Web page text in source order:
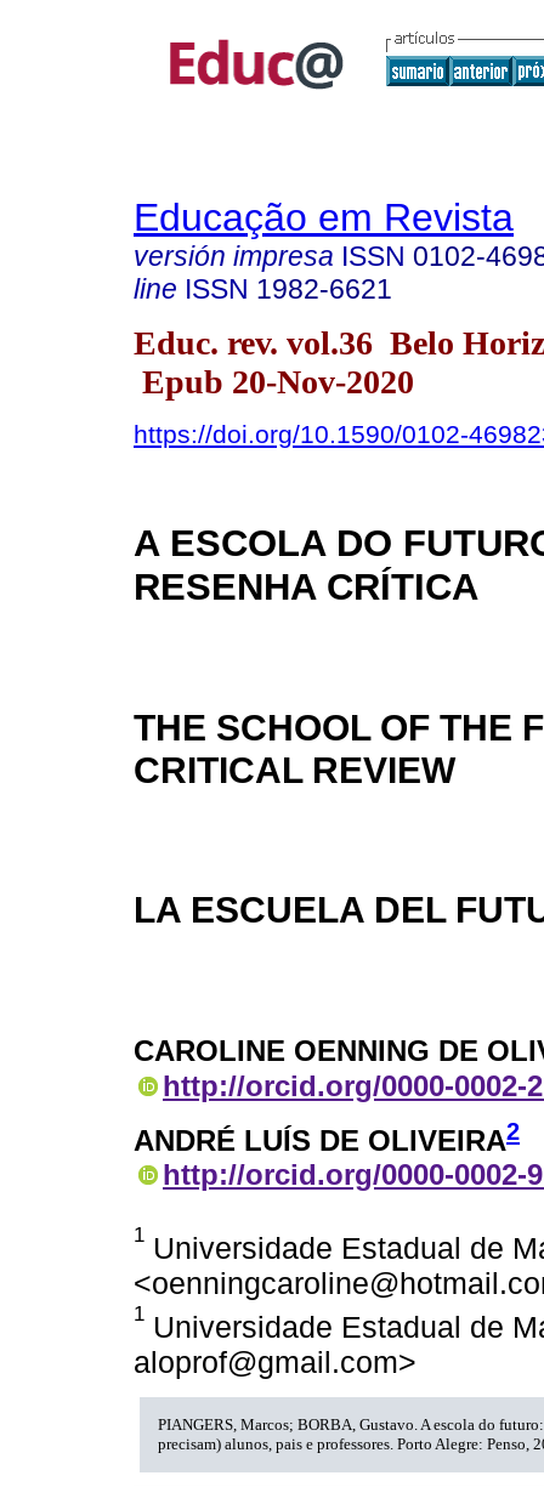
Educação em Revista
versión impresa ISSN 0102-
line ISSN 1982-6621
Educ. rev. vol.36 Belo
Epub 20-Nov-2020
https://doi.org/10.1590/0102-
A ESCOLA DO
RESENHA CRÍTICA
THE SCHOOL OF THE
CRITICAL REVIEW
LA ESCUELA DEL
CAROLINE OENNING DE
http://orcid.org/0000-0002-
ANDRÉ LUÍS DE OLIVEIRA2
http://orcid.org/0000-0002-
1 Universidade Estadual de
1 Universidade Estadual de
aloprof@gmail.com>
PIANGERS, Marcos; BORBA, Gustavo. A escola do
precisam) alunos, pais e professores. Porto Alegre: Penso,